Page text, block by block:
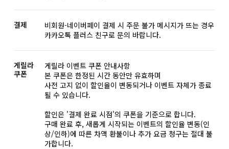
결제
비회원-네이버페이 결제 시 주문 불가 메시지가 뜨는 경우
카카오톡 플러스 친구로 문의 바랍니다.
게릴라
쿠폰
게릴라 이벤트 쿠폰 안내사항
본 쿠폰은 한정된 시간 동안만 유효하며
사전 고지 없이 할인율이 변동되거나 이벤트 자체가 종료
될 수 있습니다.
할인은 '결제 완료 시점'의 쿠폰을 기준으로 합니다.
구매 완료 후, 새롭게 시작되는 이벤트의 할인율 변동(인
상/인하)에 따른 차액 환불이나 추가 요금 청구는 절대 불
가합니다.